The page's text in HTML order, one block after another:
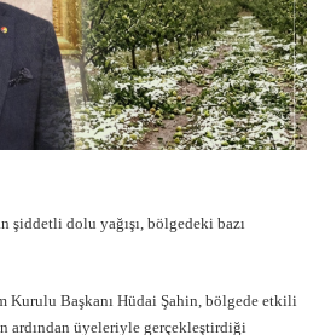
dolu yağışı, bölgedeki bazı
Kurulu Başkanı Hüdai Şahin, bölgede etkili
ardından üyeleriyle gerçekleştirdiği